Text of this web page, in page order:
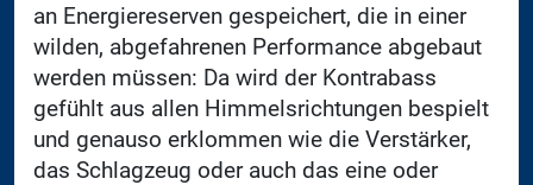
an Energiereserven gespeichert, die in einer
wilden, abgefahrenen Performance abgebaut
werden müssen: Da wird der Kontrabass
gefühlt aus allen Himmelsrichtungen bespielt
und genauso erklommen wie die Verstärker,
das Schlagzeug oder auch das eine oder